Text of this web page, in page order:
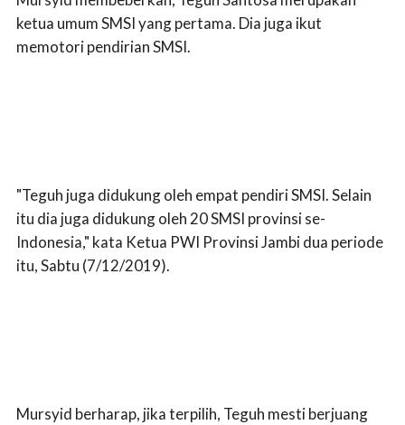
ketua umum SMSI yang pertama. Dia juga ikut
memotori pendirian SMSI.
"Teguh juga didukung oleh empat pendiri SMSI. Selain
itu dia juga didukung oleh 20 SMSI provinsi se-
Indonesia," kata Ketua PWI Provinsi Jambi dua periode
itu, Sabtu (7/12/2019).
Mursyid berharap, jika terpilih, Teguh mesti berjuang